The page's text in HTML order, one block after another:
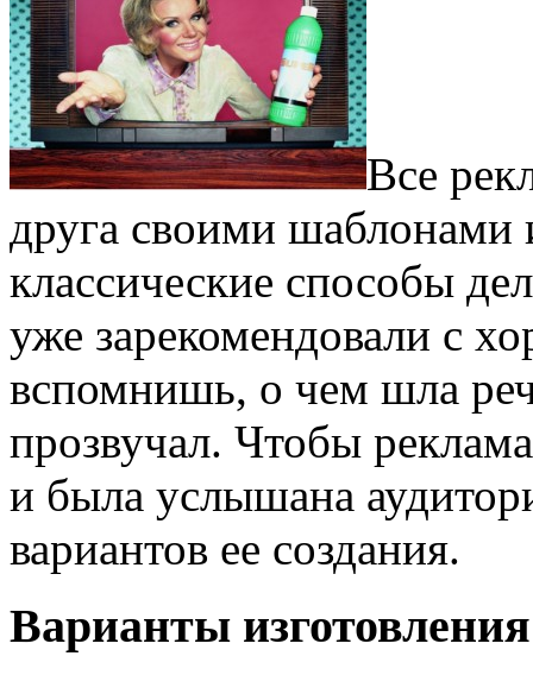
Все
друга своими шаблонами
классические способы
уже зарекомендовали с
вспомнишь, о чем шла
прозвучал. Чтобы
и была услышана
вариантов ее создания.
Варианты